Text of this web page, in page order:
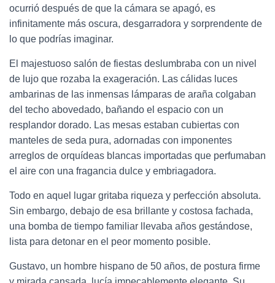
ocurrió después de que la cámara se apagó, es
infinitamente más oscura, desgarradora y sorprendente de
lo que podrías imaginar.
El majestuoso salón de fiestas deslumbraba con un nivel
de lujo que rozaba la exageración. Las cálidas luces
ambarinas de las inmensas lámparas de araña colgaban
del techo abovedado, bañando el espacio con un
resplandor dorado. Las mesas estaban cubiertas con
manteles de seda pura, adornadas con imponentes
arreglos de orquídeas blancas importadas que perfumaban
el aire con una fragancia dulce y embriagadora.
Todo en aquel lugar gritaba riqueza y perfección absoluta.
Sin embargo, debajo de esa brillante y costosa fachada,
una bomba de tiempo familiar llevaba años gestándose,
lista para detonar en el peor momento posible.
Gustavo, un hombre hispano de 50 años, de postura firme